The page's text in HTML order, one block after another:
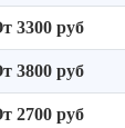
3300 руб
3800 руб
2700 руб